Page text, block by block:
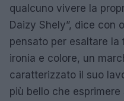
qualcuno vivere la
Daizy Shely”, dice con
pensato per esaltare
ironia e colore, un
caratterizzato il suo
più bello che